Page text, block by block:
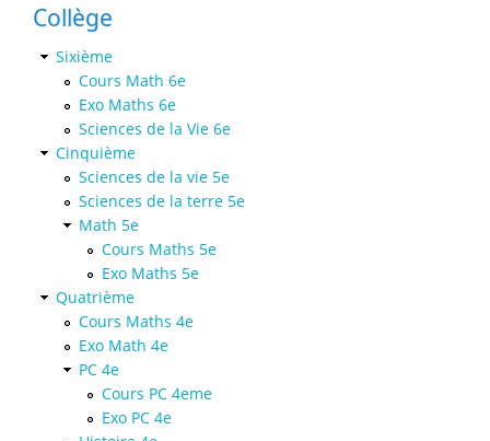
Collège
Sixième
Cours Math 6e
Exo Maths 6e
Sciences de la Vie 6e
Cinquième
Sciences de la vie 5e
Sciences de la terre 5e
Math 5e
Cours Maths 5e
Exo Maths 5e
Quatrième
Cours Maths 4e
Exo Math 4e
PC 4e
Cours PC 4eme
Exo PC 4e